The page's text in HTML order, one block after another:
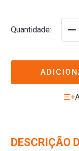
Quantidade
DESCRIÇÃO